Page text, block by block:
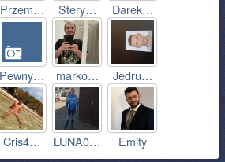
Przem… Stery… Darek…
Pewny… marko… Jedru…
Cris4… LUNA0… Emity